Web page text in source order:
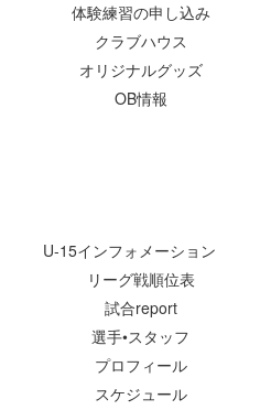
体験練習の申し込み
クラブハウス
オリジナルグッズ
OB情報
U-15インフォメーション
リーグ戦順位表
試合report
選手•スタッフ
プロフィール
スケジュール